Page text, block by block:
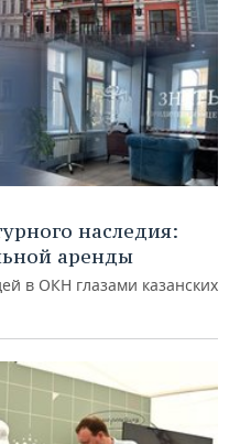
наследия:
аренды
в ОКН глазами казанских